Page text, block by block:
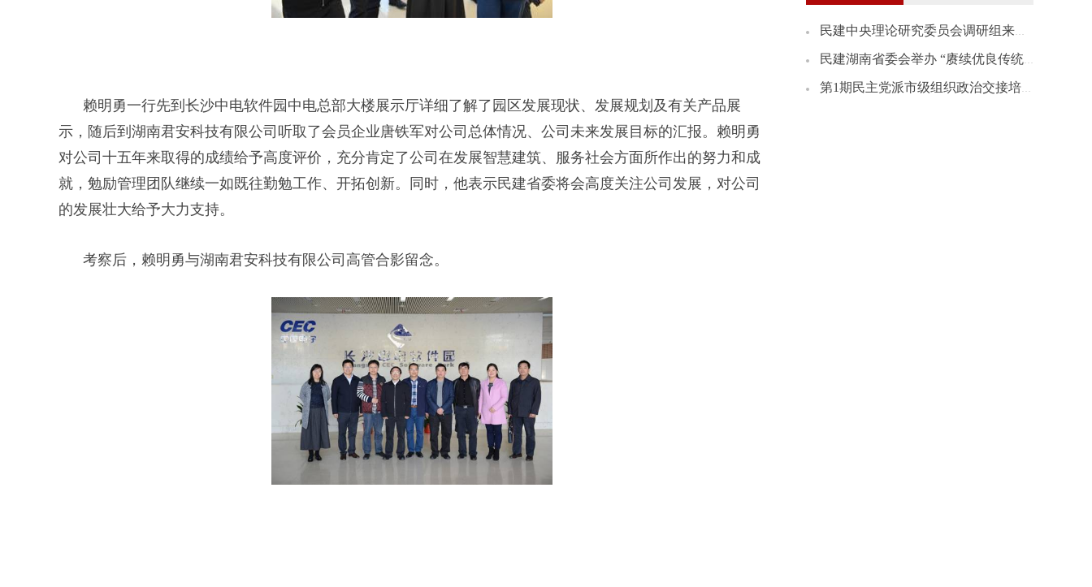
赖明勇一行先到长沙中电软件园中电总部大楼展示厅详细了解了园区发展现状、发展规划及有关产品展
示，随后到湖南君安科技有限公司听取了会员企业唐铁军对公司总体情况、公司未来发展目标的汇报。赖明勇
对公司十五年来取得的成绩给予高度评价，充分肯定了公司在发展智慧建筑、服务社会方面所作出的努力和成
就，勉励管理团队继续一如既往勤勉工作、开拓创新。同时，他表示民建省委将会高度关注公司发展，对公司
的发展壮大给予大力支持。
考察后，赖明勇与湖南君安科技有限公司高管合影留念。
民建中央理论研究委员会调研组来湘开展理论研究课题调研
民建湖南省委会举办 “赓续优良传统 践行为民情怀”会史宣讲会
第1期民主党派市级组织政治交接培训班民建学员赴民建省委会机关座谈